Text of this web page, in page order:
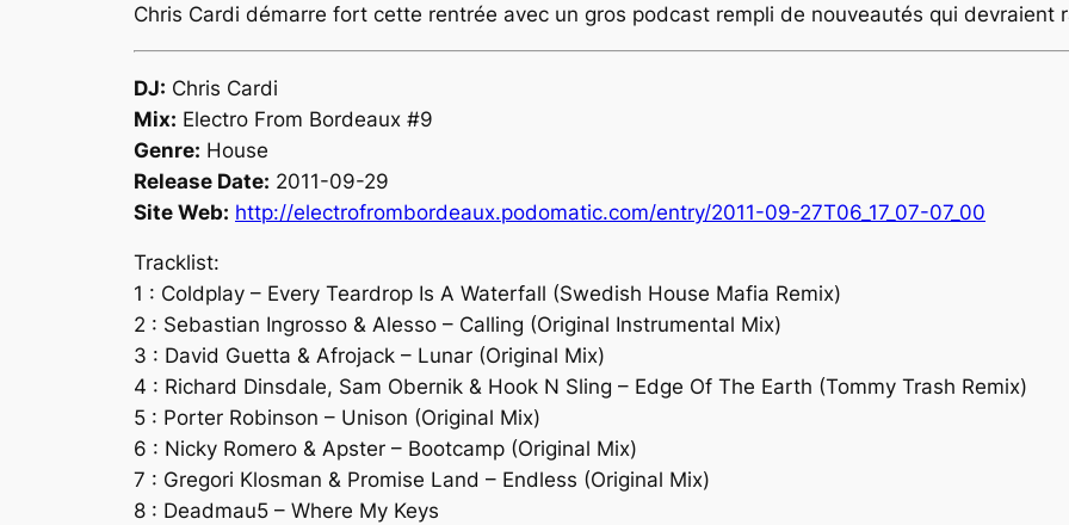
Chris Cardi démarre fort cette rentrée avec un gros podcast rempli de nouveautés qui devraient
DJ: Chris Cardi
Mix: Electro From Bordeaux #9
Genre: House
Release Date: 2011-09-29
Site Web: http://electrofrombordeaux.podomatic.com/entry/2011-09-27T06_17_07-07_00
Tracklist:
1 : Coldplay – Every Teardrop Is A Waterfall (Swedish House Mafia Remix)
2 : Sebastian Ingrosso & Alesso – Calling (Original Instrumental Mix)
3 : David Guetta & Afrojack – Lunar (Original Mix)
4 : Richard Dinsdale, Sam Obernik & Hook N Sling – Edge Of The Earth (Tommy Trash Remix)
5 : Porter Robinson – Unison (Original Mix)
6 : Nicky Romero & Apster – Bootcamp (Original Mix)
7 : Gregori Klosman & Promise Land – Endless (Original Mix)
8 : Deadmau5 – Where My Keys